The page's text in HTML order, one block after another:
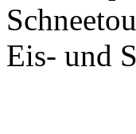
Eis- und